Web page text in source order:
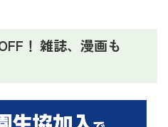
！ 雑誌、漫画も